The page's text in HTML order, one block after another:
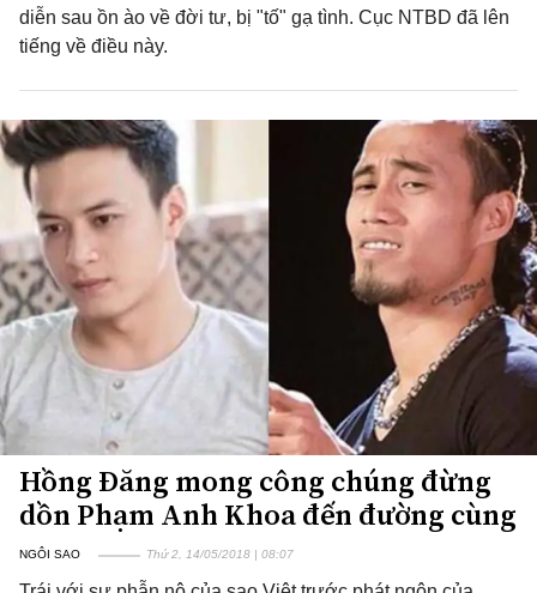
diễn sau ồn ào về đời tư, bị "tố" gạ tình. Cục NTBD đã lên
tiếng về điều này.
Hồng Đăng mong công chúng đừng
dồn Phạm Anh Khoa đến đường cùng
NGÔI SAO Thứ 2, 14/05/2018 | 08:07